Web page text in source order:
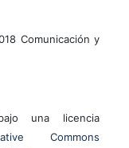
Comunicación y
una licencia
Commons